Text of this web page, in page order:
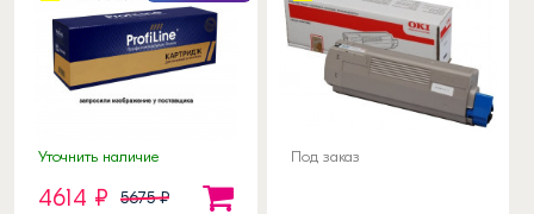
Уточнить наличие
4614 ₽ 5675 ₽
Под заказ